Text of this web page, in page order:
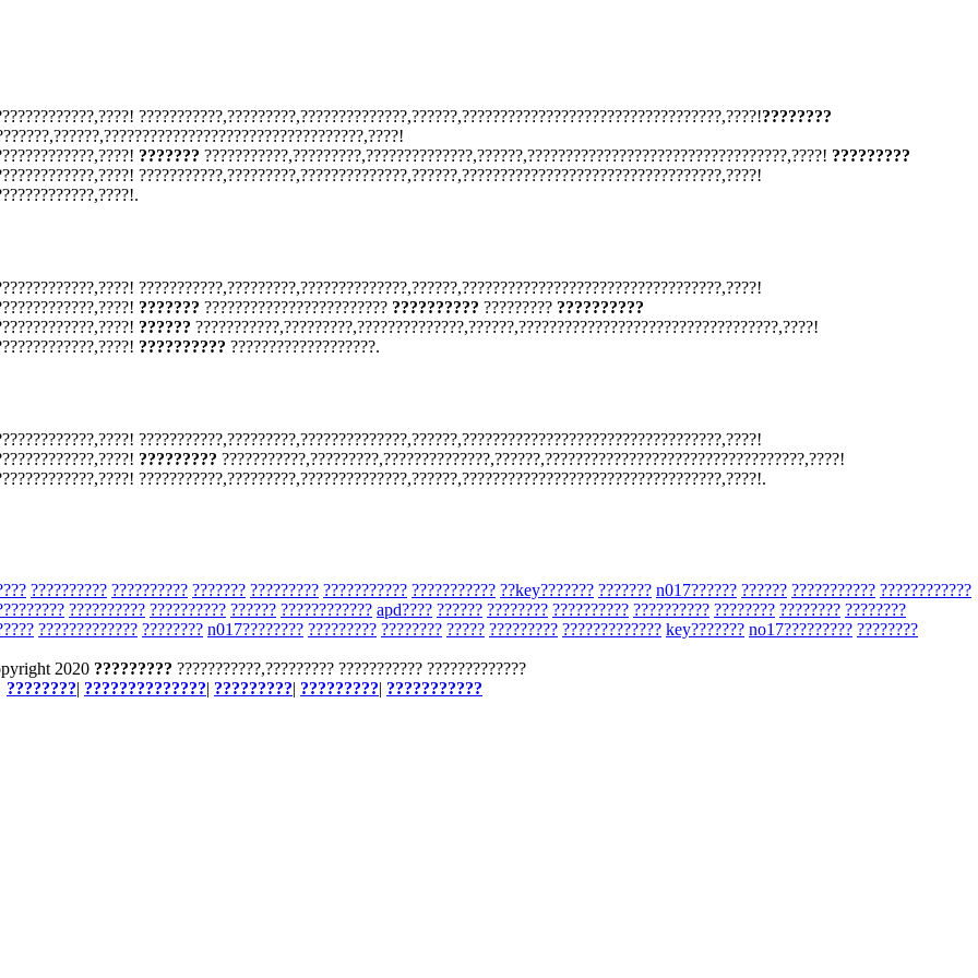
???????????,?????????,??????????????,??????,??????????????????????????????????,????!????????
??????? ???????????,?????????,??????????????,??????,??????????????????????????????????,????! ?????????
???????????,?????????,??????????????,??????,??????????????????????????????????,????!
???????????,?????????,??????????????,??????,??????????????????????????????????,????!
??????? ???????????????????????? ?????????? ????????? ??????????
?????? ???????????,?????????,??????????????,??????,??????????????????????????????????,????!
?????????? ???????????????????.
???????????,?????????,??????????????,??????,??????????????????????????????????,????!
????????? ???????????,?????????,??????????????,??????,??????????????????????????????????,????!
???????????,?????????,??????????????,??????,??????????????????????????????????,????!.
?????????? ?????????? ??????? ????????? ??????????? ??????????? ??key??????? ??????? n017?????? ?????? ??????????? ????????????
?????????? ?????????? ?????? ???????????? apd???? ?????? ???????? ?????????? ?????????? ???????? ???????? ????????
????????????? ???????? n017???????? ????????? ???????? ????? ????????? ????????????? key??????? no17????????? ????????
2020 ????????? ???????????,????????? ??????????? ?????????????
????????| ??????????????| ?????????| ?????????| ???????????